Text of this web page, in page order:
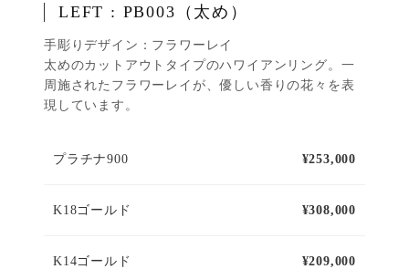
LEFT : PB003（太め）
手彫りデザイン：フラワーレイ
太めのカットアウトタイプのハワイアンリング。一
周施されたフラワーレイが、優しい香りの花々を表
現しています。
プラチナ900 ¥253,000
K18ゴールド ¥308,000
K14ゴールド ¥209,000